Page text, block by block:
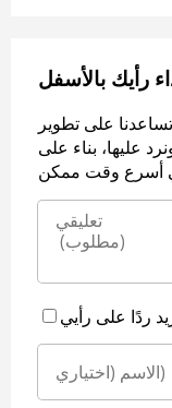
رأيك بالأسفل
على تطوير
عليها، بناء على